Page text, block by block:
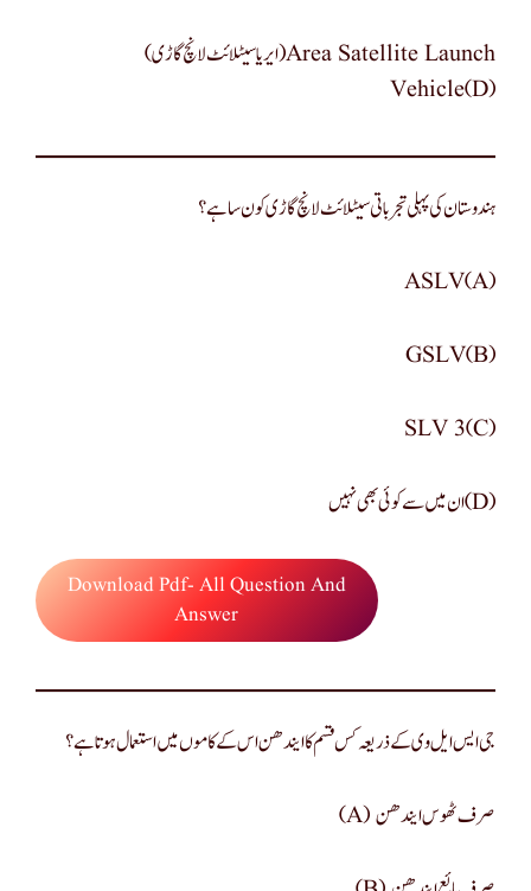
(ایریا سیٹلائٹ لانچ گاڑی) Area Satellite Launch
Vehicle(d)
ہندوستان کی پہلی تجرباتی سیٹلائٹ لانچ گاڑی کون سا ہے؟
ASLV(a)
GSLV(b)
SLV 3(c)
ان میں سے کوئی بھی نہیں(d)
Download Pdf- All Question And
Answer
جی ایس ایل وی کے ذریعہ کس قسم کا ایندھن اس کے کاموں میں استعمال ہوتا ہے؟
(a) صرف ٹھوس ایندھن